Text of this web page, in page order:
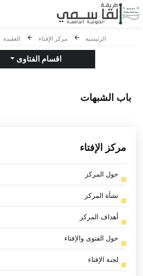
الرئيسية مركز الإفتاء العقيدة
اقسام الفتاوى
باب الشبهات
مركز الإفتاء
حول المركز
نشأة المركز
أهداف المركز
حول الفتوى والإفتاء
لجنة الإفتاء